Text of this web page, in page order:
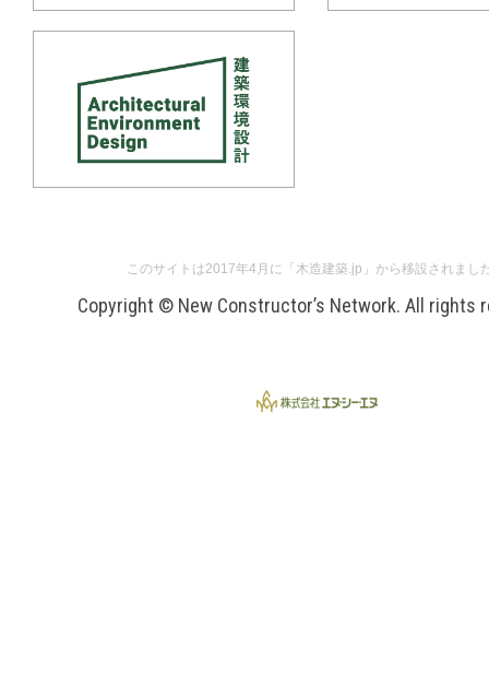
このサイトは2017年4月に「木造建築.jp」から移設されまし
Copyright © New Constructor’s Network. All rights